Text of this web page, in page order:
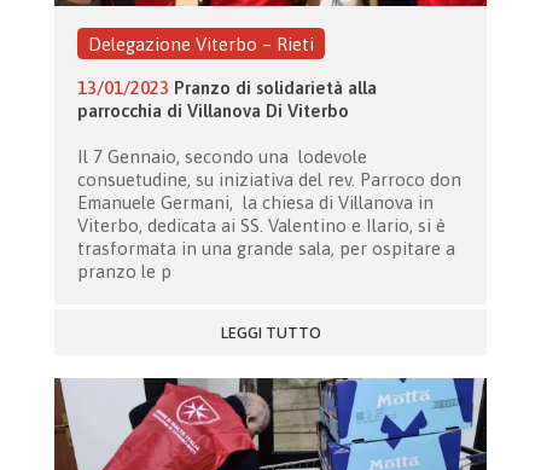
Delegazione Viterbo – Rieti
13/01/2023 Pranzo di solidarietà alla
parrocchia di Villanova Di Viterbo
Il 7 Gennaio, secondo una lodevole
consuetudine, su iniziativa del rev. Parroco don
Emanuele Germani, la chiesa di Villanova in
Viterbo, dedicata ai SS. Valentino e Ilario, si è
trasformata in una grande sala, per ospitare a
pranzo le p
LEGGI TUTTO